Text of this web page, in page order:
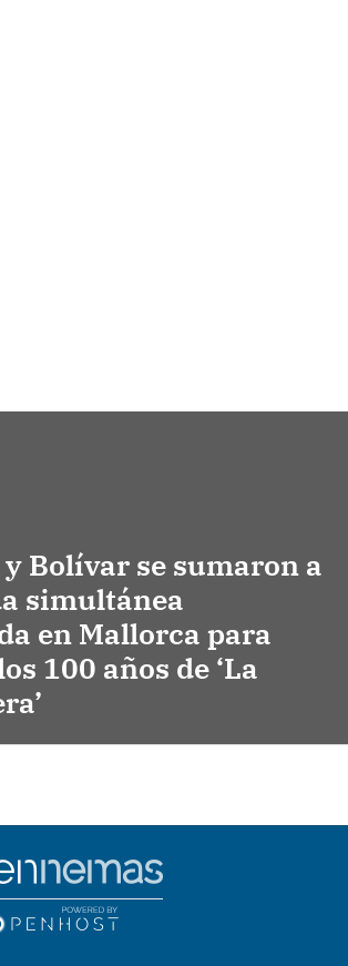
Bolívar se sumaron a
simultánea
en Mallorca para
100 años de ‘La